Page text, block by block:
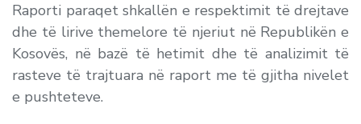
Raporti paraqet shkallën e respektimit të drejtave
dhe të lirive themelore të njeriut në Republikën e
Kosovës, në bazë të hetimit dhe të analizimit të
rasteve të trajtuara në raport me të gjitha nivelet
e pushteteve.